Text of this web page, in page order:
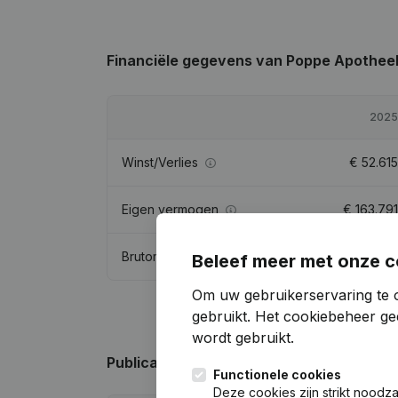
Financiële gegevens van Poppe
2025
Winst/Verlies € 52.615
Eigen vermogen € 163.791
Brutomarge €123.128
Publicaties
Beleef meer met onze
Om uw gebruikerservaring te
gebruikt. Het cookiebeheer
wordt gebruikt.
Functionele cookies
Deze cookies zijn strikt